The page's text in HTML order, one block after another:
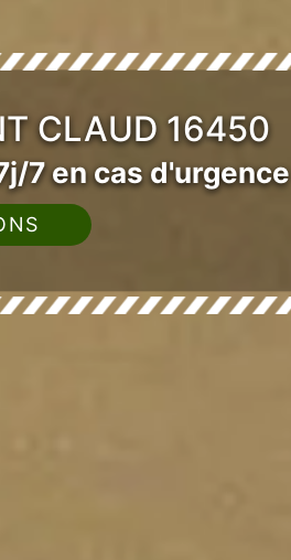
CLAUD 16450
7 en cas d'urgence